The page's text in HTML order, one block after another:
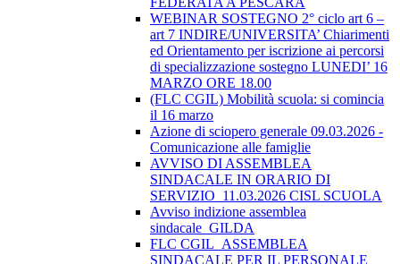
WEBINAR SOSTEGNO 2° ciclo art 6 –
art 7 INDIRE/UNIVERSITA’ Chiarimenti
ed Orientamento per iscrizione ai percorsi
di specializzazione sostegno LUNEDI’ 16
MARZO ORE 18.00
(FLC CGIL) Mobilità scuola: si comincia
il 16 marzo
Azione di sciopero generale 09.03.2026 -
Comunicazione alle famiglie
AVVISO DI ASSEMBLEA
SINDACALE IN ORARIO DI
SERVIZIO_11.03.2026 CISL SCUOLA
Avviso indizione assemblea
sindacale_GILDA
FLC CGIL_ASSEMBLEA
SINDACALE PER IL PERSONALE